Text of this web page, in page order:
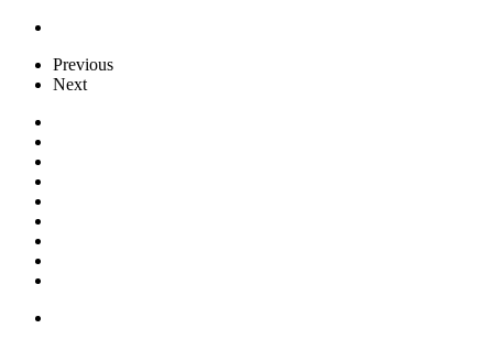
Previous
Next